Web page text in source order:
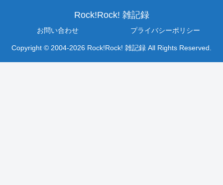
Rock!Rock! 雑記録
お問い合わせ プライバシーポリシー
Copyright © 2004-2026 Rock!Rock! 雑記録 All Rights Reserved.